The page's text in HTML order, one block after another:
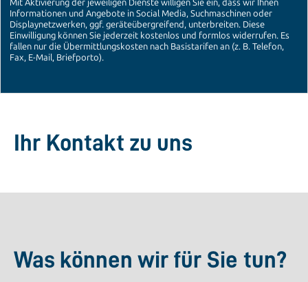
Ihr Kontakt zu uns
Was können wir für Sie tun?